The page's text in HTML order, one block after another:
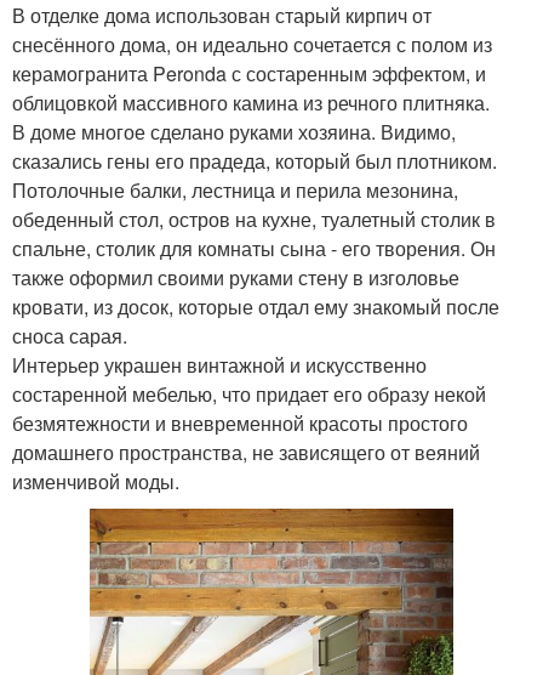
В отделке дома использован старый кирпич от
снесённого дома, он идеально сочетается с полом из
керамогранита Peronda с состаренным эффектом, и
облицовкой массивного камина из речного плитняка.
В доме многое сделано руками хозяина. Видимо,
сказались гены его прадеда, который был плотником.
Потолочные балки, лестница и перила мезонина,
обеденный стол, остров на кухне, туалетный столик в
спальне, столик для комнаты сына - его творения. Он
также оформил своими руками стену в изголовье
кровати, из досок, которые отдал ему знакомый после
сноса сарая.
Интерьер украшен винтажной и искусственно
состаренной мебелью, что придает его образу некой
безмятежности и вневременной красоты простого
домашнего пространства, не зависящего от веяний
изменчивой моды.